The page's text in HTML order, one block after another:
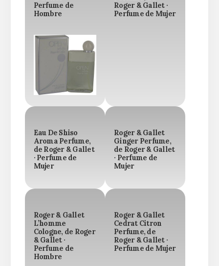
Perfume de
Hombre
Roger & Gallet ·
Perfume de Mujer
Eau De Shiso
Aroma Perfume,
de Roger & Gallet
· Perfume de
Mujer
Roger & Gallet
Ginger Perfume,
de Roger & Gallet
· Perfume de
Mujer
Roger & Gallet
L’homme
Cologne, de Roger
& Gallet ·
Perfume de
Hombre
Roger & Gallet
Cedrat Citron
Perfume, de
Roger & Gallet ·
Perfume de Mujer